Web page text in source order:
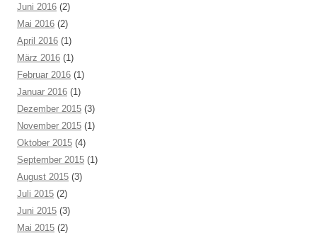
Juni 2016 (2)
Mai 2016 (2)
April 2016 (1)
März 2016 (1)
Februar 2016 (1)
Januar 2016 (1)
Dezember 2015 (3)
November 2015 (1)
Oktober 2015 (4)
September 2015 (1)
August 2015 (3)
Juli 2015 (2)
Juni 2015 (3)
Mai 2015 (2)